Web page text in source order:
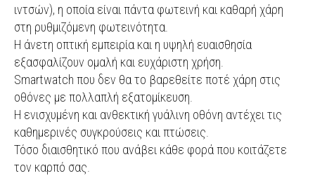
ιντσών), η οποία είναι πάντα φωτεινή και καθαρή χάρη
στη ρυθμιζόμενη φωτεινότητα.
Η άνετη οπτική εμπειρία και η υψηλή ευαισθησία
εξασφαλίζουν ομαλή και ευχάριστη χρήση.
Smartwatch που δεν θα το βαρεθείτε ποτέ χάρη στις
οθόνες με πολλαπλή εξατομίκευση.
Η ενισχυμένη και ανθεκτική γυάλινη οθόνη αντέχει τις
καθημερινές συγκρούσεις και πτώσεις.
Τόσο διαισθητικό που ανάβει κάθε φορά που κοιτάζετε
τον καρπό σας.